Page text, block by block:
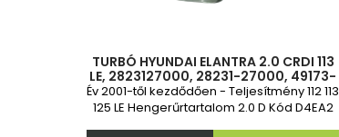
TURBÓ HYUNDAI ELANTRA 2.0 CRDI 113
LE, 2823127000, 28231-27000, 49173-
02412, 49173-02410, 49173-02401,
49173-02412, 49173-02401
Év 2001-től kezdődően - Teljesítmény 112 113
125 LE Hengerűrtartalom 2.0 D Kód D4EA2